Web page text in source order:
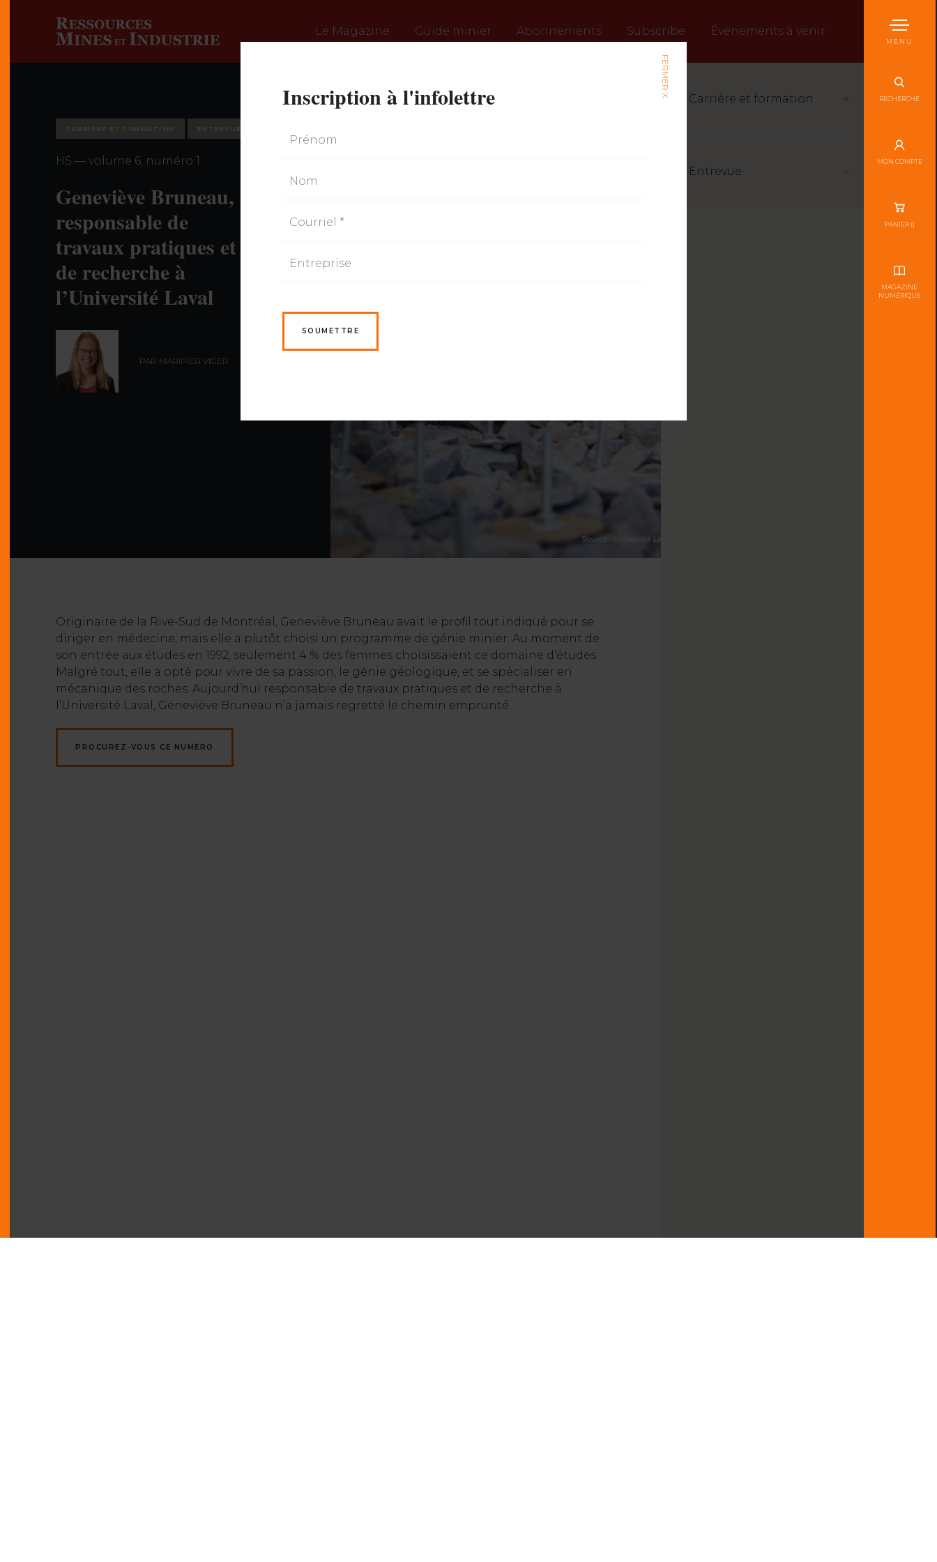
Le Magazine Guide minier Abonnements Subscribe Événements à venir
MENU
RECHERCHE
MON COMPTE
PANIER ()
MAGAZINE
NUMÉRIQUE
CARRIÈRE ET FORMATION ENTREVUE
HS — volume 6, numéro 1
Geneviève Bruneau,
responsable de
travaux pratiques et
de recherche à
l’Université Laval
PAR MARIPIER VIGER
Originaire de la Rive-Sud de Montréal, Geneviève Bruneau avait le profil tout indiqué pour se
diriger en médecine, mais elle a plutôt choisi un programme de génie minier. Au moment de
son entrée aux études en 1992, seulement 4 % des femmes choisissaient ce domaine d’études.
Malgré tout, elle a opté pour vivre de sa passion, le génie géologique, et se spécialiser en
mécanique des roches. Aujourd’hui responsable de travaux pratiques et de recherche à
l’Université Laval, Geneviève Bruneau n’a jamais regretté le chemin emprunté.
PROCUREZ-VOUS CE NUMÉRO
Carrière et formation
Entrevue
FERMER X
Inscription à l'infolettre
SOUMETTRE